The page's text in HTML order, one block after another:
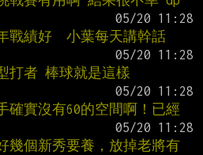
戰績好  小葉每天講幹話
打者 棒球就是這樣
確實沒有60的空間啊！已經
幾個新秀要養，放掉老將有